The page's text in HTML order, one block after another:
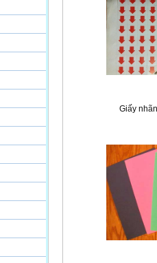
Giấy